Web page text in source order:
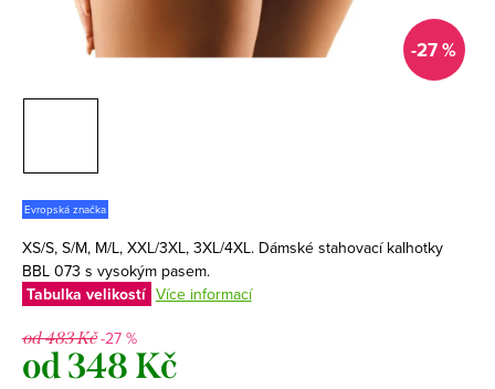
-27 %
Evropská značka
XS/S, S/M, M/L, XXL/3XL, 3XL/4XL. Dámské stahovací kalhotky
BBL 073 s vysokým pasem.
Tabulka velikostí Více informací
od 483 Kč-27 %
od348 Kč